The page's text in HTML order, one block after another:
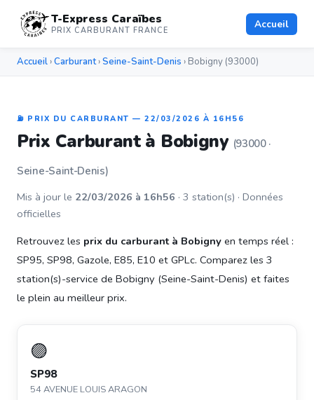
T-Express Caraïbes
PRIX CARBURANT FRANCE Accueil
Accueil ›Carburant›Seine-Saint-Denis › Bobigny (93000)
⛽ PRIX DU CARBURANT — 22/03/2026 À 16H56
Prix Carburant à Bobigny (93000 ·
Seine-Saint-Denis)
Mis à jour le 22/03/2026 à 16h56 · 3 station(s) · Données
officielles
Retrouvez les prix du carburant à Bobigny en temps réel :
SP95, SP98, Gazole, E85, E10 et GPLc. Comparez les 3
station(s)-service de Bobigny (Seine-Saint-Denis) et faites
le plein au meilleur prix.
🟣
SP98
54 AVENUE LOUIS ARAGON